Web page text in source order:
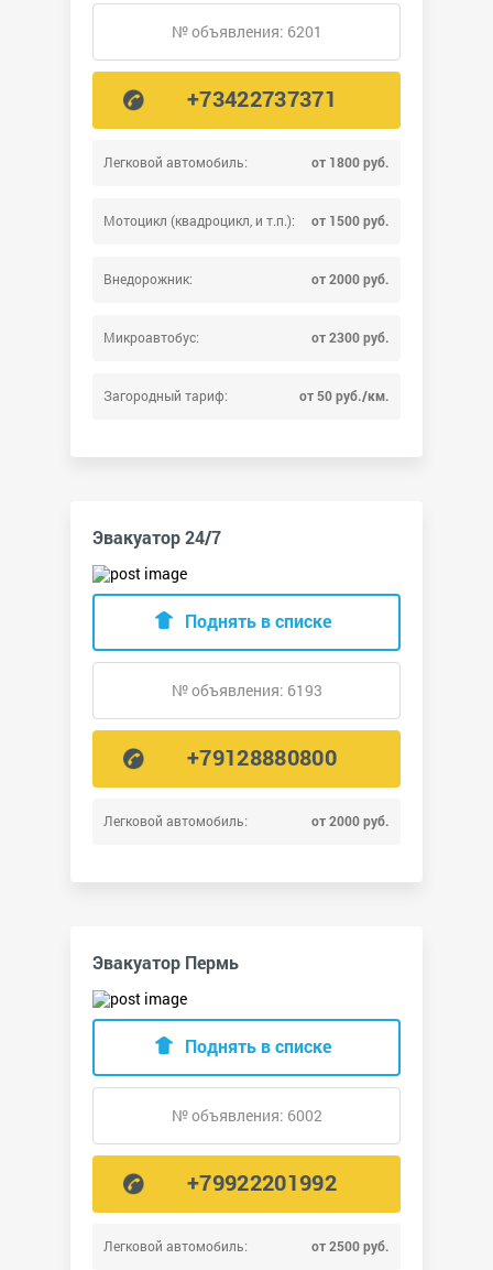
Легковой автомобиль: от 1800 руб.
Мотоцикл (квадроцикл, и т.п.): от 1500 руб.
Внедорожник: от 2000 руб.
Микроавтобус: от 2300 руб.
Загородный тариф: от 50 руб./км.
№ объявления: 6201
+73422737371
Эвакуатор 24/7
Легковой автомобиль: от 2000 руб.
Поднять в списке
№ объявления: 6193
+79128880800
Эвакуатор Пермь
Легковой автомобиль: от 2500 руб.
Поднять в списке
№ объявления: 6002
+79922201992